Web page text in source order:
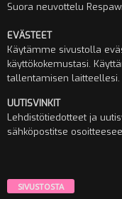
Suora neuvottelu
EVÄSTEET
Käytämme sivustolla
käyttökokemustasi.
tallentamisen laitteellesi.
UUTISVINKIT
Lehdistötiedotteet ja
sähköpostitse
SIVUSTOSTA